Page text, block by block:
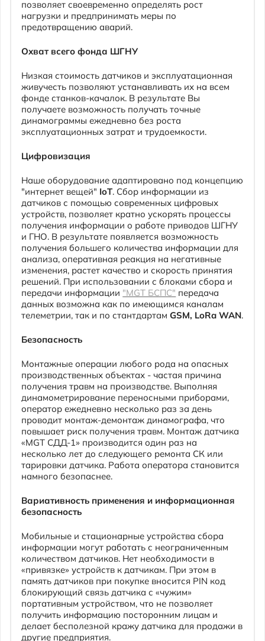
Низкая стоимость датчиков и эксплуатационная
живучесть позволяют устанавливать их на всем
фонде станков-качалок. В результате Вы
динамограммы ежедневно без роста
эксплуатационных затрат и трудоемкости.
Цифровизация
Наше оборудование адаптировано под концепцию
"интернет вещей"IoT. Сбор информации из
датчиков с помощью современных цифровых
устройств, позволяет кратно ускорять процессы
и ГНО. В результате появляется возможность
получения большего количества информации для
изменения, растет качество и скорость принятия
решений. При использовании с блоками сбора и
передачи информации "MGT БСПС"передача
данных возможна как по имеющимся каналам
телеметрии, так и по стантдартамGSM,LoRaWAN.
Безопасность
Монтажные операции любого рода на опасных
производственных объектах - частая причина
получения травм на производстве. Выполняя
динамометрирование переносными приборами,
оператор ежедневно несколько раз за день
проводит монтаж-демонтаж динамографа, что
«MGT СДД-1» производится один раз на
тарировки датчика. Работа оператора становится
намного безопаснее.
Вариативность применения и информационная
безопасность
Мобильные и стационарные устройства сбора
информации могут работать с неограниченным
количеством датчиков. Нет необходимости в
«привязке» устройств к датчикам. При этом в
память датчиков при покупке вносится PIN код
блокирующий связь датчика с «чужим»
получить информацию посторонним лицам и
делает бесполезной кражу датчика для продажи в
другие предприятия.
Поделиться